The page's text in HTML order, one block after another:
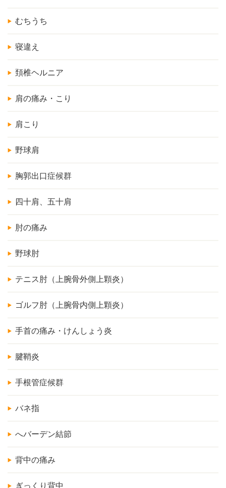
むちうち
寝違え
頚椎ヘルニア
肩の痛み・こり
肩こり
野球肩
胸郭出口症候群
四十肩、五十肩
肘の痛み
野球肘
テニス肘（上腕骨外側上顆炎）
ゴルフ肘（上腕骨内側上顆炎）
手首の痛み・けんしょう炎
腱鞘炎
手根管症候群
バネ指
へバーデン結節
背中の痛み
ぎっくり背中